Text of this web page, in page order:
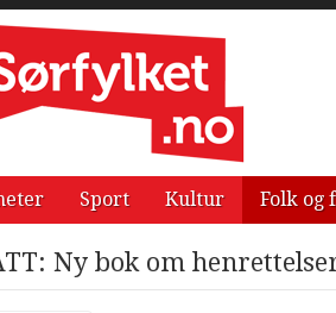
Sport Kultur Folk og
Ny bok om